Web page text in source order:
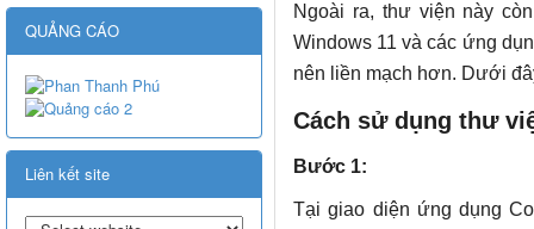
Ngoài ra, thư viện này
Windows 11 và các ứng
nên liền mạch hơn. Dưới
Cách sử dụng thư
Bước 1:
Tại giao diện ứng dụng
QUẢNG CÁO
Liên kết site